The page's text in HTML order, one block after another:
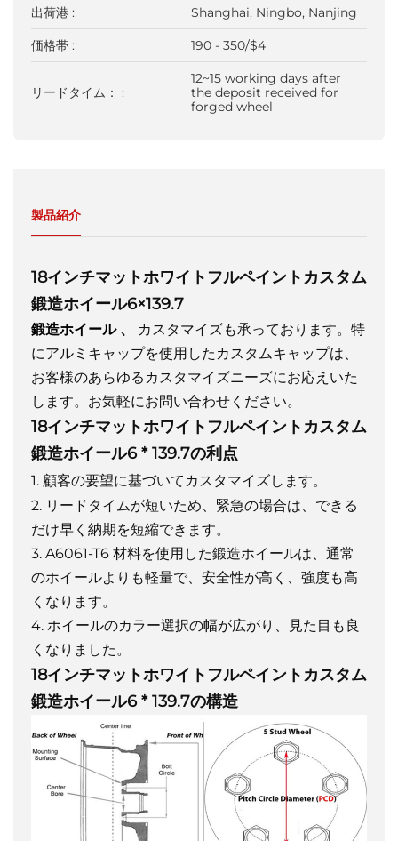
出荷港 : Shanghai, Ningbo, Nanjing
価格帯 : 190 - 350/$4
リードタイム： :
12~15 working days after
the deposit received for
forged wheel
製品紹介
18インチマットホワイトフルペイントカスタム
鍛造ホイール6×139.7
鍛造ホイール 、
カスタマイズも承っております。特
にアルミキャップを使用したカスタムキャップは、
お客様のあらゆるカスタマイズニーズにお応えいた
します。お気軽にお問い合わせください。
18インチマットホワイトフルペイントカスタム
鍛造ホイール6 * 139.7の利点
1. 顧客の要望に基づいてカスタマイズします。
2. リードタイムが短いため、緊急の場合は、できる
だけ早く納期を短縮できます。
3. A6061-T6 材料を使用した鍛造ホイールは、通常
のホイールよりも軽量で、安全性が高く、強度も高
くなります。
4. ホイールのカラー選択の幅が広がり、見た目も良
くなりました。
18インチマットホワイトフルペイントカスタム
鍛造ホイール6 * 139.7の構造